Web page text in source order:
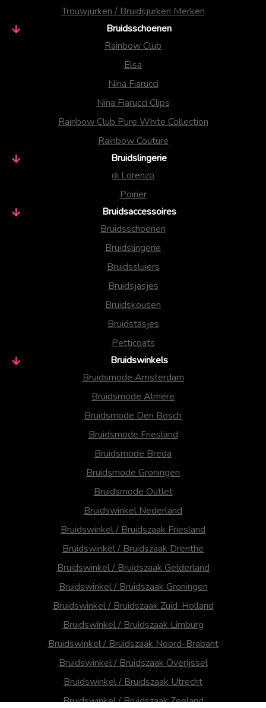
Trouwjurken / Bruidsjurken Merken
Bruidsschoenen
Rainbow Club
Elsa
Nina Fiarucci
Nina Fiarucci Clips
Rainbow Club Pure White Collection
Rainbow Couture
Bruidslingerie
di Lorenzo
Poirier
Bruidsaccessoires
Bruidsschoenen
Bruidslingerie
Bruidssluiers
Bruidsjasjes
Bruidskousen
Bruidstasjes
Petticoats
Bruidswinkels
Bruidsmode Amsterdam
Bruidsmode Almere
Bruidsmode Den Bosch
Bruidsmode Friesland
Bruidsmode Breda
Bruidsmode Groningen
Bruidsmode Outlet
Bruidswinkel Nederland
Bruidswinkel / Bruidszaak Friesland
Bruidswinkel / Bruidszaak Drenthe
Bruidswinkel / Bruidszaak Gelderland
Bruidswinkel / Bruidszaak Groningen
Bruidswinkel / Bruidszaak Zuid-Holland
Bruidswinkel / Bruidszaak Limburg
Bruidswinkel / Bruidszaak Noord-Brabant
Bruidswinkel / Bruidszaak Overijssel
Bruidswinkel / Bruidszaak Utrecht
Bruidswinkel / Bruidszaak Zeeland